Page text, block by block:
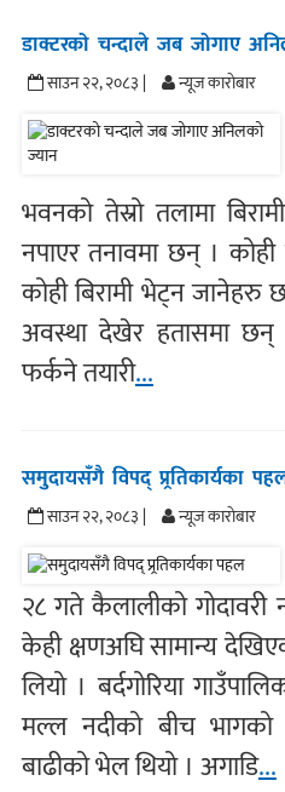
डाक्टरको चन्दाले जब जोगाए
साउन २२, २०८३ | न्यूज काराेबार
भवनको तेस्रो तलामा
नपाएर तनावमा छन् ।
कोही बिरामी भेट्न जानेहरु
अवस्था देखेर हतासमा छन्
फर्कने तयारी...
समुदायसँगै विपद् प्र्रतिकार्यका
साउन २२, २०८३ | न्यूज काराेबार
२८ गते कैलालीको गोदावरी
केही क्षणअघि सामान्य
लियो । बर्दगोरिया
मल्ल नदीको बीच भागको
बाढीको भेल थियो । अगाडि...